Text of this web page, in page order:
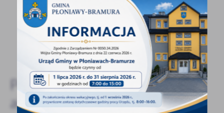
- to dla Ciebie staramy się być najlepsi, a Twoje zdanie
bardzo nam w tym pomoże!
DODAJ KOMENTARZ
Pozostałe
aktualności